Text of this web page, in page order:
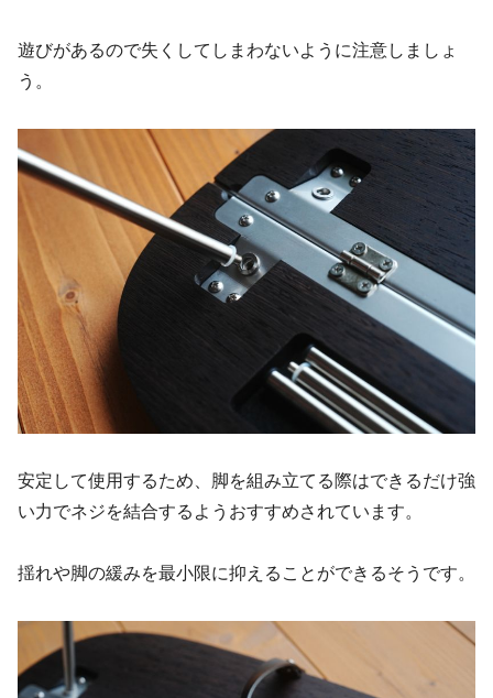
遊びがあるので失くしてしまわないように注意しましょ
う。
安定して使用するため、脚を組み立てる際はできるだけ強
い力でネジを結合するようおすすめされています。
揺れや脚の緩みを最小限に抑えることができるそうです。